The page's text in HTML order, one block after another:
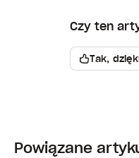
Czy ten
Tak,
Powiązane